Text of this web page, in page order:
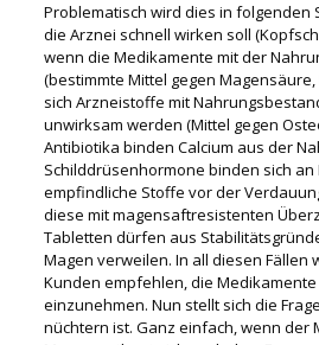
Problematisch wird dies in folgenden
die Arznei schnell wirken soll
wenn die Medikamente mit der
(bestimmte Mittel gegen
sich Arzneistoffe mit
unwirksam werden (Mittel gegen
Antibiotika binden Calcium aus der
Schilddrüsenhormone binden sich an
empfindliche Stoffe vor der
diese mit magensaftresistenten
Tabletten dürfen aus
Magen verweilen. In all diesen Fällen
Kunden empfehlen, die
einzunehmen. Nun stellt sich die
nüchtern ist. Ganz einfach, wenn der